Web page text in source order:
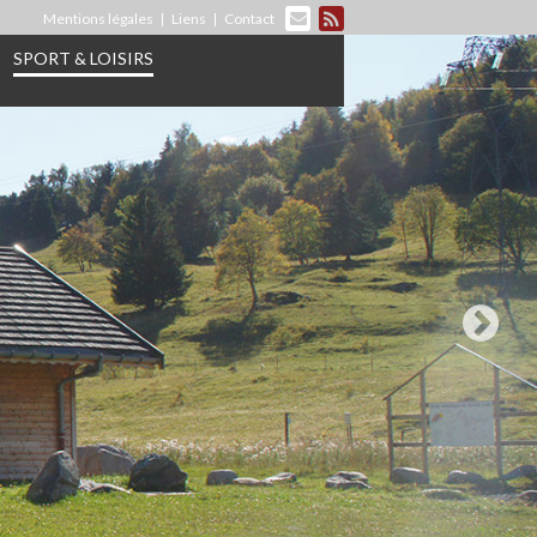
Mentions légales Liens Contact
SPORT & LOISIRS